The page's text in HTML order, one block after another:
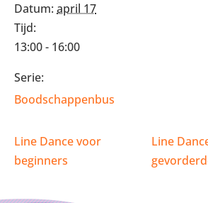
Datum: april 17
Tijd:
13:00 - 16:00
Serie:
Boodschappenbus
Line Dance voor
beginners
Line